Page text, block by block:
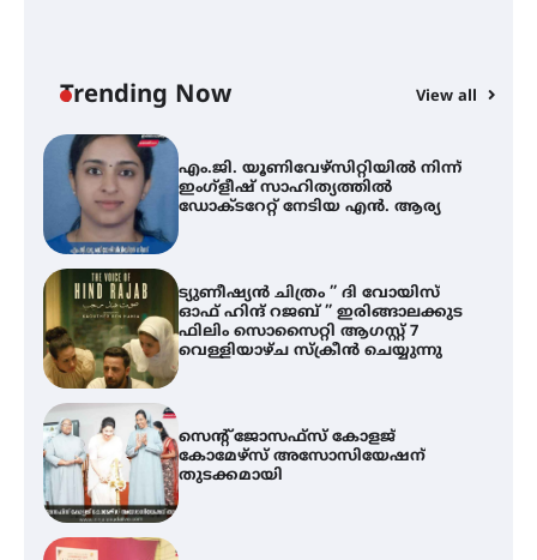
Trending Now View all
ട്യുണീഷ്യൻ ചിത്രം ” ദി വോയിസ്
ഓഫ് ഹിന്ദ് റജബ് ” ഇരിങ്ങാലക്കുട
ഫിലിം സൊസൈറ്റി ആഗസ്റ്റ് 7
വെള്ളിയാഴ്ച സ്‌ക്രീൻ ചെയ്യുന്നു
സെന്റ് ജോസഫ്സ് കോളജ്
കോമേഴ്‌സ് അസോസിയേഷന്
തുടക്കമായി
കോമേഴ്സ് എക്സ്പോയുമായി
എസ് എൻ ഹയർ സെക്കൻഡറി
വിദ്യാർത്ഥികൾ